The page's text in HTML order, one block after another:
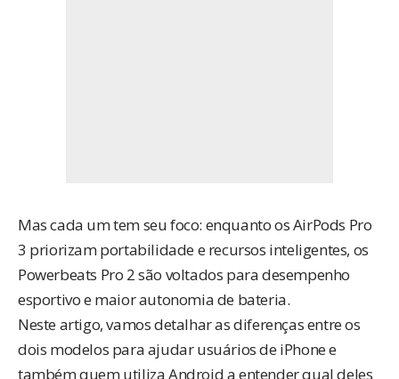
Mas cada um tem seu foco: enquanto os AirPods Pro
3 priorizam portabilidade e recursos inteligentes, os
Powerbeats Pro 2 são voltados para desempenho
esportivo e maior autonomia de bateria.
Neste artigo, vamos detalhar as diferenças entre os
dois modelos para ajudar usuários de iPhone e
também quem utiliza Android a entender qual deles